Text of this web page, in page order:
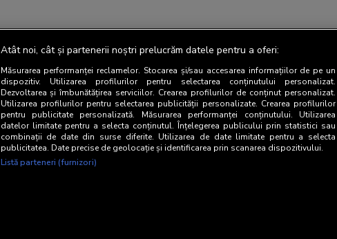
Atât noi, cât și partenerii noștri prelucrăm datele pentru a oferi:
Măsurarea performanței reclamelor. Stocarea și/sau accesarea informațiilor de pe un
dispozitiv. Utilizarea profilurilor pentru selectarea conținutului personalizat.
Dezvoltarea și îmbunătățirea serviciilor. Crearea profilurilor de conținut personalizat.
Utilizarea profilurilor pentru selectarea publicității personalizate. Crearea profilurilor
pentru publicitate personalizată. Măsurarea performanței conținutului. Utilizarea
datelor limitate pentru a selecta conținutul. Înțelegerea publicului prin statistici sau
combinații de date din surse diferite. Utilizarea de date limitate pentru a selecta
publicitatea. Date precise de geolocație și identificarea prin scanarea dispozitivului.
Listă parteneri (furnizori)